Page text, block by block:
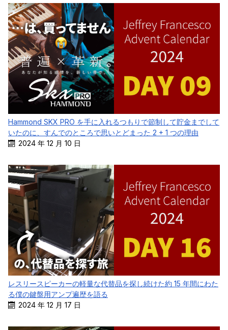
Hammond SKX PRO を手に入れるつもりで節制して貯金までして
いたのに、すんでのところで思いとどまった 2 + 1 つの理由
2024 年 12 月 10 日
レスリースピーカーの軽量な代替品を探し続けた約 15 年間にわた
る僕の鍵盤用アンプ遍歴を語る
2024 年 12 月 17 日